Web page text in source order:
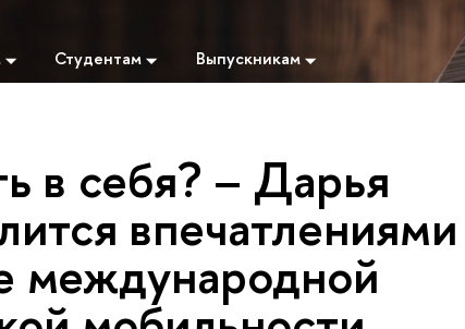
Студентам Выпускникам
в себя? – Дарья
впечатлениями
международной